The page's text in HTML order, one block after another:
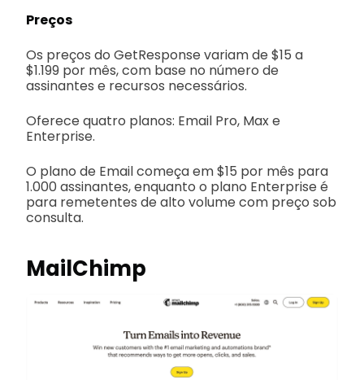
Preços
Os preços do GetResponse variam de $15 a
$1.199 por mês, com base no número de
assinantes e recursos necessários.
Oferece quatro planos: Email Pro, Max e
Enterprise.
O plano de Email começa em $15 por mês para
1.000 assinantes, enquanto o plano Enterprise é
para remetentes de alto volume com preço sob
consulta.
MailChimp